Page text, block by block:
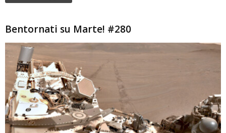
Bentornati su Marte! #280